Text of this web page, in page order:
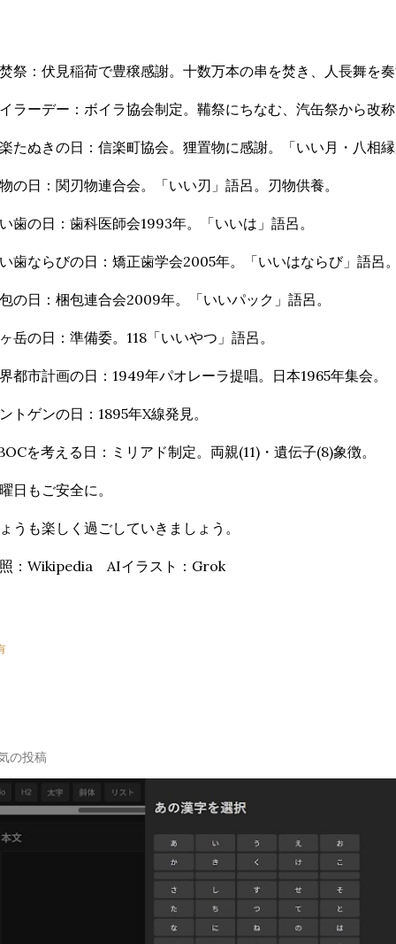
祭：伏見稲荷で豊穣感謝。十数万本の串を焚き、人長舞を
ラーデー：ボイラ協会制定。鞴祭にちなむ、汽缶祭から改
たぬきの日：信楽町協会。狸置物に感謝。「いい月・八相
の日：関刃物連合会。「いい刃」語呂。刃物供養。
歯の日：歯科医師会1993年。「いいは」語呂。
歯ならびの日：矯正歯学会2005年。「いいはならび」語呂
の日：梱包連合会2009年。「いいパック」語呂。
岳の日：準備委。118「いいやつ」語呂。
都市計画の日：1949年パオレーラ提唱。日本1965年集会。
トゲンの日：1895年X線発見。
を考える日：ミリアド制定。両親(11)・遺伝子(8)象徴。
日もご安全に。
うも楽しく過ごしていきましょう。
：Wikipedia AIイラスト：Grok
の投稿